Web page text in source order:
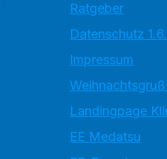
Ratgeber
Datenschutz
Impressum
Landingpage
EE Medatsu